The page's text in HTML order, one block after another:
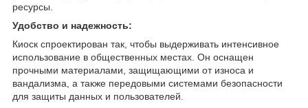
ресурсы.
Удобство и надежность:
Киоск спроектирован так, чтобы выдерживать интенсивное
использование в общественных местах. Он оснащен
прочными материалами, защищающими от износа и
вандализма, а также передовыми системами безопасности
для защиты данных и пользователей.